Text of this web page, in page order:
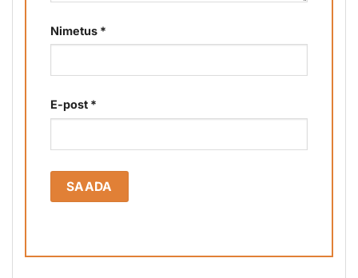
Nimetus *
E-post *